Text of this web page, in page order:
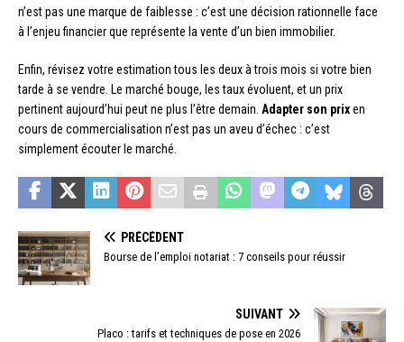
n’est pas une marque de faiblesse : c’est une décision rationnelle face
à l’enjeu financier que représente la vente d’un bien immobilier.
Enfin, révisez votre estimation tous les deux à trois mois si votre bien
tarde à se vendre. Le marché bouge, les taux évoluent, et un prix
pertinent aujourd’hui peut ne plus l’être demain. Adapter son prixen
cours de commercialisation n’est pas un aveu d’échec : c’est
simplement écouter le marché.
PRÉCÉDENT
Bourse de l’emploi notariat : 7 conseils pour réussir
SUIVANT
Placo : tarifs et techniques de pose en 2026